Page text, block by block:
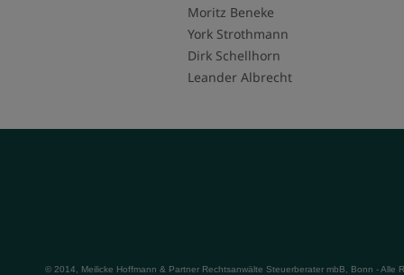
Moritz Beneke
York Strothmann
Dirk Schellhorn
Leander Albrecht
© 2014, Meilicke Hoffmann & Partner Rechtsanwälte Steuerberater mbB, Bonn - Alle